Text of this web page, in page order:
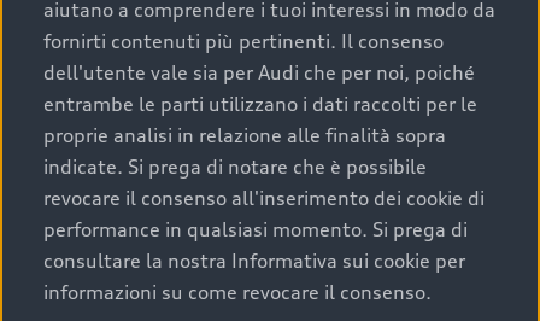
aiutano a comprendere i tuoi interessi in modo da
fornirti contenuti più pertinenti. Il consenso
dell'utente vale sia per Audi che per noi, poiché
entrambe le parti utilizzano i dati raccolti per le
proprie analisi in relazione alle finalità sopra
indicate. Si prega di notare che è possibile
revocare il consenso all'inserimento dei cookie di
performance in qualsiasi momento. Si prega di
consultare la nostra Informativa sui cookie per
informazioni su come revocare il consenso.
condizioni della carrozzeria e degli interni: una
buona conservazione evidenzia cura e attenzione del
precedente proprietario;
efficienza meccanica: motore, trasmissione e
componenti principali in ottimo stato garantiscono
prestazioni affidabili e sicure.
Acquistare un’auto usata in una Concessionaria ufficiale
Audi che offre l’usato garantito tramite Audi Prima
Scelta :plus, significa affidarsi ad un prodotto che viene
sottoposto a 110 controlli approfonditi e coperto da